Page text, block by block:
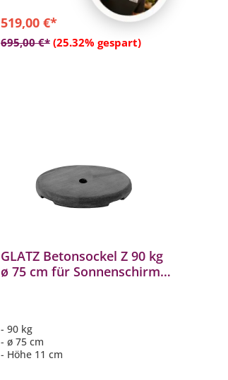
- Form rund ø 350 cm Farbe 150
Eggshell
519,00 €*
695,00 €* (25.32% gespart)
In den Warenkorb
GLATZ Betonsockel Z 90 kg
ø 75 cm für Sonnenschirm
- 90 kg
- ø 75 cm
- Höhe 11 cm